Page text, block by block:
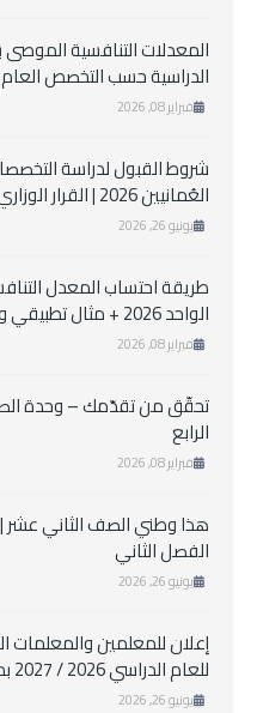
المعدلات التنافسية الموصى
الدراسية حسب التخصص العام 2026
فبراير 08, 2026
شروط القبول لدراسة
العُمانيين 2026 | القرار الوزاري 155/2026
يونيو 26, 2026
طريقة احتساب المعدل
الواحد 2026 + مثال تطبيقي واضح
فبراير 08, 2026
تحقّق من تقدّمك – وحدة
الرابع
فبراير 08, 2026
هذا وطني الصف الثاني
الفصل الثاني
يونيو 26, 2026
إعلان للمعلمين والمعلمات
للعام الدراسي 2026 / 2027 بمحافظة مسقط
يونيو 26, 2026